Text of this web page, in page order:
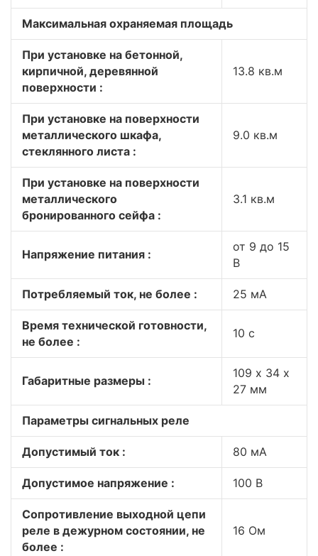
Максимальная охраняемая площадь
При установке на бетонной,
кирпичной, деревянной
поверхности :
13.8 кв.м
При установке на поверхности
металлического шкафа,
стеклянного листа :
9.0 кв.м
При установке на поверхности
металлического
бронированного сейфа :
3.1 кв.м
Напряжение питания :
от 9 до 15
В
Потребляемый ток, не более : 25 мА
Время технической готовности,
не более :
10 с
Габаритные размеры :
109 х 34 х
27 мм
Параметры сигнальных реле
Допустимый ток : 80 мА
Допустимое напряжение : 100 В
Сопротивление выходной цепи
реле в дежурном состоянии, не
более :
16 Ом